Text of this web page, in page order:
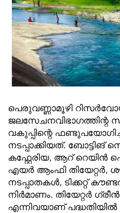
പെരുവണ്ണാമൂഴി
ജലസേചനവിഭാഗത്തിന്റ
വകുപ്പിന്റെ
നടപ്പാക്കിയത്. ബോട്ടിങ്
കഫ്റ്റേരിയ, ആറ് റെയിന്‍
എയര്‍ ആംഫി തിയേറ്റര്‍,
നടപ്പാതകള്‍, ടിക്കറ്റ്
നിര്‍മാണം. തിയേറ്റര്‍
എന്നിവയാണ് പദ്ധതിയില്‍